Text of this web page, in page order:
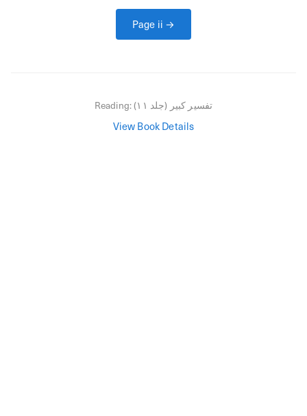
Page ii →
Reading: تفسیر کبیر (جلد ۱۱)
View Book Details